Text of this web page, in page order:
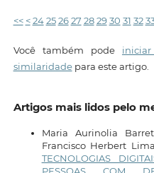
<< < 24 25 26 27 28 29 30 31 32
Você também pode
similaridadepara este artigo.
Artigos mais lidos pelo
Maria Aurinolia
Francisco Herbert
TECNOLOGIAS